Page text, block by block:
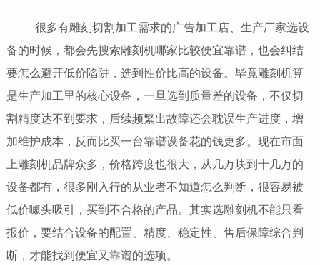
很多有雕刻切割加工需求的广告加工店、生产厂家选设
备的时候，都会先搜索雕刻机哪家比较便宜靠谱，也会纠结
要怎么避开低价陷阱，选到性价比高的设备。毕竟雕刻机算
是生产加工里的核心设备，一旦选到质量差的设备，不仅切
割精度达不到要求，后续频繁出故障还会耽误生产进度，增
加维护成本，反而比买一台靠谱设备花的钱更多。现在市面
上雕刻机品牌众多，价格跨度也很大，从几万块到十几万的
设备都有，很多刚入行的从业者不知道怎么判断，很容易被
低价噱头吸引，买到不合格的产品。其实选雕刻机不能只看
报价，要结合设备的配置、精度、稳定性、售后保障综合判
断，才能找到便宜又靠谱的选项。